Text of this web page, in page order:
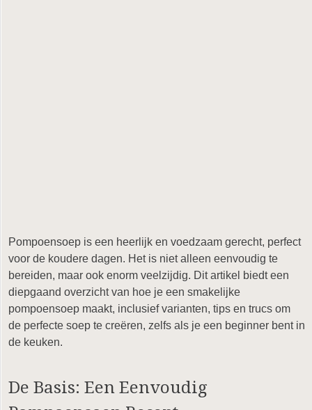
Pompoensoep is een heerlijk en voedzaam gerecht, perfect
voor de koudere dagen. Het is niet alleen eenvoudig te
bereiden, maar ook enorm veelzijdig. Dit artikel biedt een
diepgaand overzicht van hoe je een smakelijke
pompoensoep maakt, inclusief varianten, tips en trucs om
de perfecte soep te creëren, zelfs als je een beginner bent in
de keuken.
De Basis: Een Eenvoudig